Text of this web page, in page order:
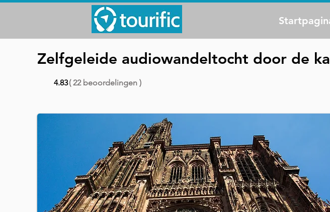
Zelfgeleide audiowandeltocht door de
4.83( 22 beoordelingen )